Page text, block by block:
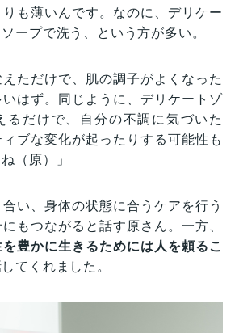
も薄いんです。なのに、デリケー
ープで洗う、という方が多い。
ただけで、肌の調子がよくなった
はず。同じように、デリケートゾ
るだけで、自分の不調に気づいた
ブな変化が起ったりする可能性も
（原）」
い、身体の状態に合うケアを行う
もつながると話す原さん。一方、
を豊かに生きるためには人を頼るこ
てくれました。